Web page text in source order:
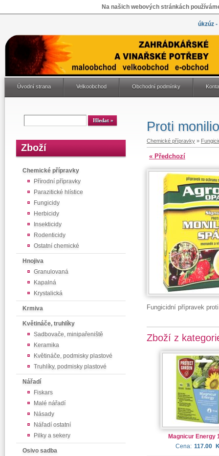
Na našich webových stránkách
úkzúz
Úvodní strana Velkoobchod Obchodní podmínky
Zboží
Chemické přípravky
Přírodní přípravky
Parazitické hlístice
Fungicidy
Herbicidy
Insekticidy
Rodenticidy
Ostatní chemické
Hnojiva
Granulovaná
Kapalná
Krystalická
Krmiva
Květináče, truhlíky
Sadbovače, minipařeniště
Keramika
Květináče, podmisky plastové
Truhlíky, podmisky plastové
Nářadí
Fiskars
Malé nářadí
Násady
Nářadí ostatní
Pilky a sekery
Osivo sadba
Proti
Chemické přípravky »
« Předchozí
Fungicidní přípravek
Zboží z
Magnicur Energy
Cena: 117.00